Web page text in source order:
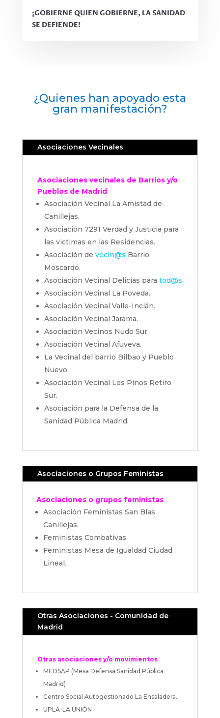
¡GOBIERNE QUIEN GOBIERNE, LA SANIDAD
SE DEFIENDE!
¿Quienes han apoyado esta
gran manifestación?
Asociaciones Vecinales
Asociaciones vecinales de Barrios y/o
Pueblos de Madrid
Asociación Vecinal La Amistad de
Canillejas.
Asociación 7291 Verdad y Justicia para
las victimas en las Residencias.
Asociación de vecin@s Barrio
Moscardó.
Asociación Vecinal Delicias para tod@s
Asociación Vecinal La Poveda.
Asociación Vecinal Valle-Inclán.
Asociación Vecinal Jarama.
Asociación Vecinos Nudo Sur.
Asociación Vecinal Afuveva.
La Vecinal del barrio Bilbao y Pueblo
Nuevo.
Asociación Vecinal Los Pinos Retiro
Sur.
Asociación para la Defensa de la
Sanidad Pública Madrid.
Asociaciones o Grupos Feministas
Asociaciones o grupos feministas
Asociación Feministas San Blas
Canillejas.
Feministas Combativas.
Feministas Mesa de Igualdad Ciudad
Lineal.
Otras Asociaciones - Comunidad de
Madrid
Otras asociaciones y/o movimientos
MEDSAP (Mesa Defensa Sanidad Pública
Madrid)
Centro Social Autogestionado La Ensaladera.
UPLA-LA UNIÓN